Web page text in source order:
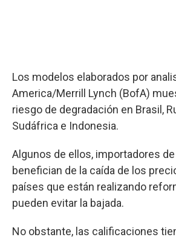
Los modelos elaborados por
America/Merrill Lynch (BofA)
riesgo de degradación en Brasil,
Sudáfrica e Indonesia.
Algunos de ellos, importadores
benefician de la caída de los
países que están realizando
pueden evitar la bajada.
No obstante, las calificaciones